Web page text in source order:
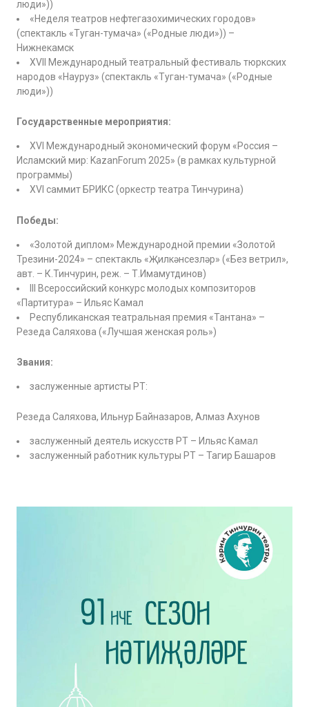
люди»))
«Неделя театров нефтегазохимических городов»
(спектакль «Туган-тумача» («Родные люди»)) –
Нижнекамск
ХVII Международный театральный фестиваль тюркских
народов «Науруз» (спектакль «Туган-тумача» («Родные
люди»))
Государственные мероприятия:
XVI Международный экономический форум «Россия –
Исламский мир: KazanForum 2025» (в рамках культурной
программы)
XVI саммит БРИКС (оркестр театра Тинчурина)
Победы:
«Золотой диплом» Международной премии «Золотой
Трезини-2024» – спектакль «Җилкәнсезләр» («Без ветрил»,
авт. – К.Тинчурин, реж. – Т.Имамутдинов)
III Всероссийский конкурс молодых композиторов
«Партитура» – Ильяс Камал
Республиканская театральная премия «Тантана» –
Резеда Саляхова («Лучшая женская роль»)
Звания:
заслуженные артисты РТ:
Резеда Саляхова, Ильнур Байназаров, Алмаз Ахунов
заслуженный деятель искусств РТ – Ильяс Камал
заслуженный работник культуры РТ – Тагир Башаров